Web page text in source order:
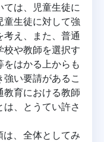
ては、児童生徒に
童生徒に対して強
え、また、普通
や教師を選択す
はかる上からも
い要請があるこ
教育における教師
、とうてい許さ
、全体としてみ